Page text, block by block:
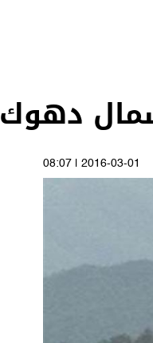
دهوك
2016-03-01 | 08:07